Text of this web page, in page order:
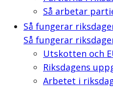
Så arbetar
Så fungerar
Så fungerar
Utskotten och
Riksdagens
Arbetet i